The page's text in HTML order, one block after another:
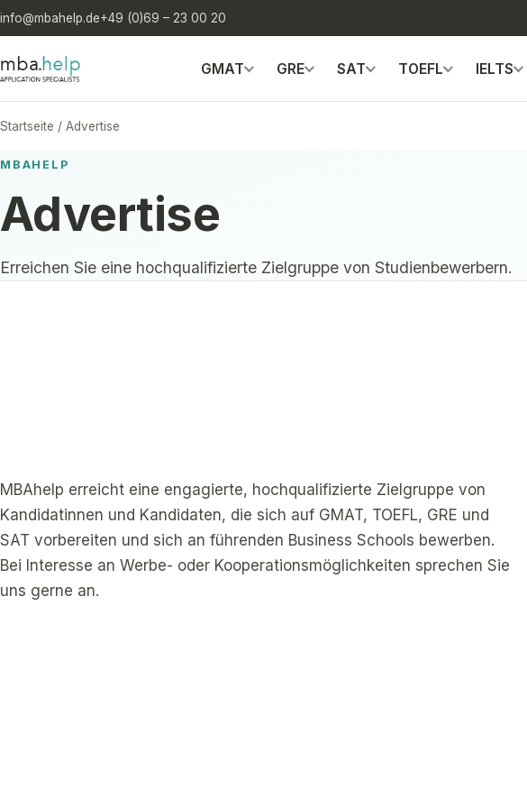
info@mbahelp.de+49 (0)69 – 23 00 20
GMAT GRE SAT TOEFL IELTS
Startseite / Advertise
MBAHELP
Advertise
Erreichen Sie eine hochqualifizierte Zielgruppe von Studienbewerbern.
MBAhelp erreicht eine engagierte, hochqualifizierte Zielgruppe von
Kandidatinnen und Kandidaten, die sich auf GMAT, TOEFL, GRE und
SAT vorbereiten und sich an führenden Business Schools bewerben.
Bei Interesse an Werbe- oder Kooperationsmöglichkeiten sprechen Sie
uns gerne an.